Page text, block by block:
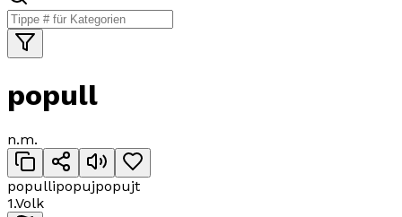
popull
n.m.
popullipopujpopujt
1.Volk